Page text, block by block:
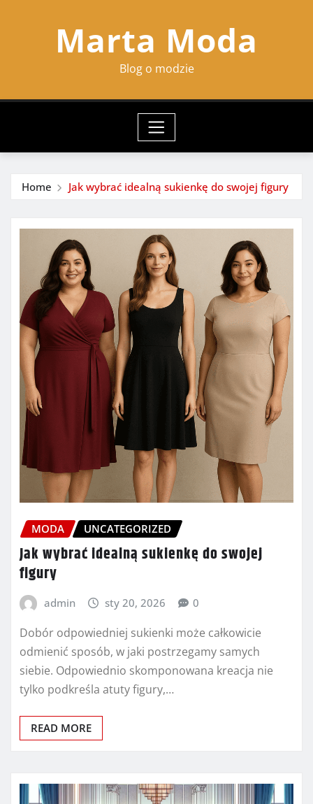
Marta Moda
Blog o modzie
Home Jak wybrać idealną sukienkę do swojej figury
MODA UNCATEGORIZED
Jak wybrać idealną sukienkę do swojej
figury
admin sty 20, 2026 0
Dobór odpowiedniej sukienki może całkowicie
odmienić sposób, w jaki postrzegamy samych
siebie. Odpowiednio skomponowana kreacja nie
tylko podkreśla atuty figury,…
READ MORE